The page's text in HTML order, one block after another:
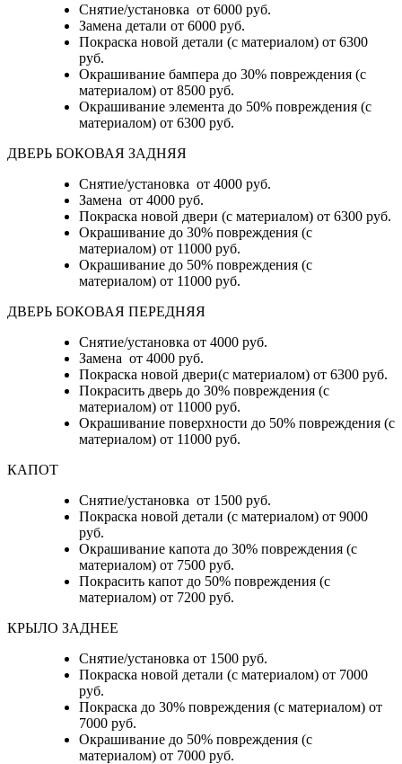
Снятие/установка от 6000 руб.
Замена детали от 6000 руб.
Покраска новой детали (с материалом) от 6300
руб.
Окрашивание бампера до 30% повреждения (с
материалом) от 8500 руб.
Окрашивание элемента до 50% повреждения (с
материалом) от 6300 руб.
ДВЕРЬ БОКОВАЯ ЗАДНЯЯ
Снятие/установка от 4000 руб.
Замена от 4000 руб.
Покраска новой двери (с материалом) от 6300 руб.
Окрашивание до 30% повреждения (с
материалом) от 11000 руб.
Окрашивание до 50% повреждения (с
материалом) от 11000 руб.
ДВЕРЬ БОКОВАЯ ПЕРЕДНЯЯ
Снятие/установка от 4000 руб.
Замена от 4000 руб.
Покраска новой двери(с материалом) от 6300 руб.
Покрасить дверь до 30% повреждения (с
материалом) от 11000 руб.
Окрашивание поверхности до 50% повреждения (с
материалом) от 11000 руб.
КАПОТ
Снятие/установка от 1500 руб.
Покраска новой детали (с материалом) от 9000
руб.
Окрашивание капота до 30% повреждения (с
материалом) от 7500 руб.
Покрасить капот до 50% повреждения (с
материалом) от 7200 руб.
КРЫЛО ЗАДНЕЕ
Снятие/установка от 1500 руб.
Покраска новой детали (с материалом) от 7000
руб.
Покраска до 30% повреждения (с материалом) от
7000 руб.
Окрашивание до 50% повреждения (с
материалом) от 7000 руб.